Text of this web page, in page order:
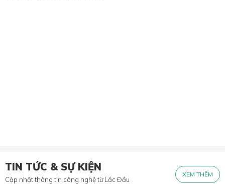
TIN TỨC & SỰ KIỆN
Cập nhật thông tin công nghệ từ Lắc Đầu
XEM THÊM